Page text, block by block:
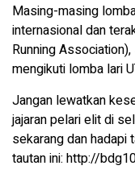
Masing-masing
internasional dan
Running
mengikuti lomba lari
Jangan lewatkan
jajaran pelari elit di
sekarang dan hadapi
tautan ini: http://